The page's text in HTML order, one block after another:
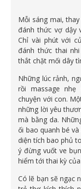
Mỗi sáng mai,
đánh thức vợ dậy
Chỉ vài phút với
đánh thức thai
thắt chặt mối dây
Những lúc rảnh,
rồi massage
chuyện với con.
những lời yêu
mà bằng da.
ối bao quanh bé
diện tích bao phủ
ý đừng vuốt ve
hiểm tới thai kỳ
Có lẽ bạn sẽ ngạc